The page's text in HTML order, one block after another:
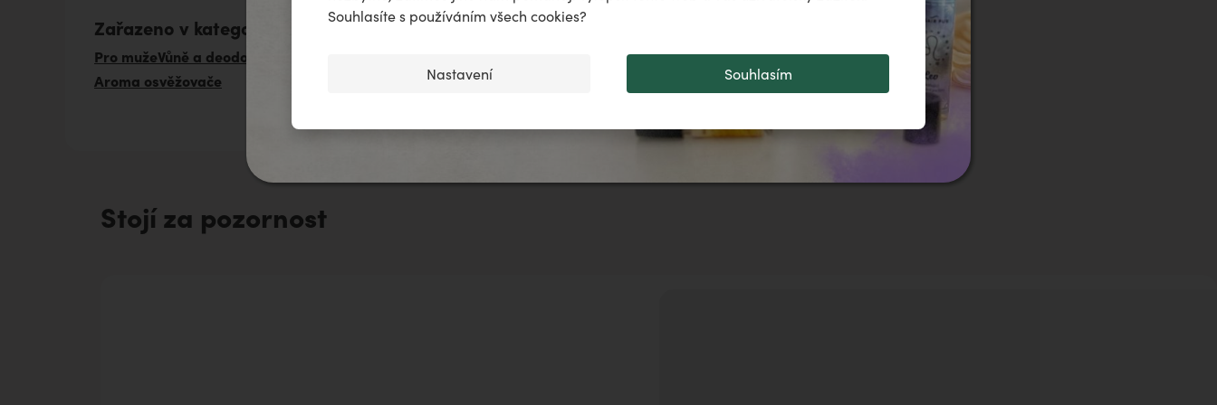
Souhlasíte s používáním všech cookies?
Nastavení Souhlasím
Zařazeno v kategoriích
Pro mužeVůně a deodoranty
Aroma osvěžovače
Stojí za pozornost
na scénu...♌️✨